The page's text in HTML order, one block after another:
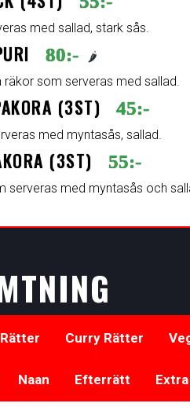
med sallad, stark sås.
80:-
🌶️
som serveras med sallad.
(3ST) 45:-
med myntasås, sallad.
(3ST) 55:-
serveras med myntasås och
Curry Rätter
Naan Efterrätt